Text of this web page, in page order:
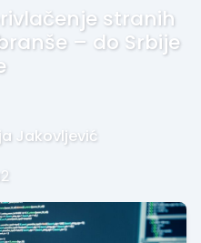
stranih
– do Srbije
Jakovljević
2